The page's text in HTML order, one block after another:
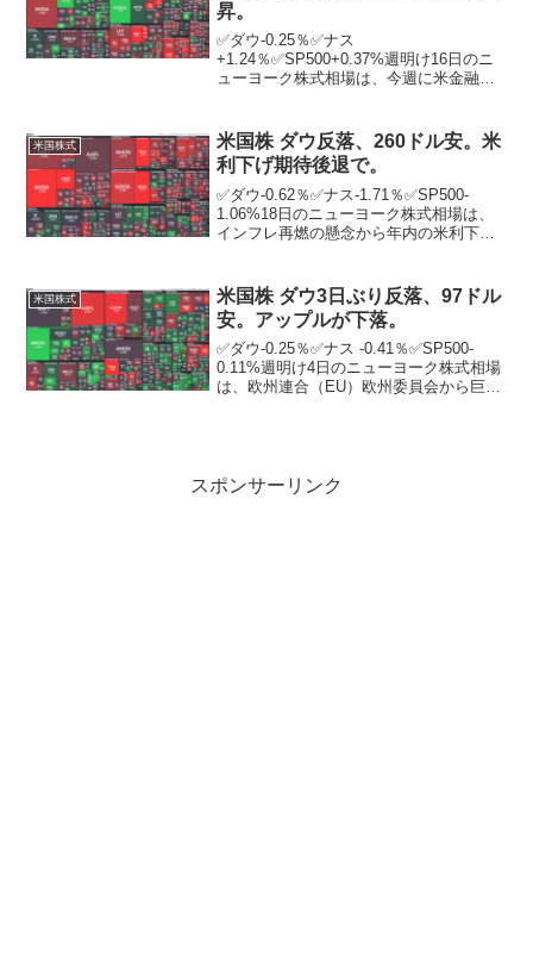
昇。
✅ダウ-0.25％✅ナス
+1.24％✅SP500+0.37%週明け16日のニ
ューヨーク株式相場は、今週に米金融政
日終値比110．58ドル安の4万3717．48ド
ルで...
米国株式
米国株 ダウ反落、260ドル安。米
利下げ期待後退で。
✅ダウ-0.62％✅ナス-1.71％✅SP500-
1.06%18日のニューヨーク株式相場は、
インフレ再燃の懸念から年内の米利下げ
よる金融政策決定を控え、公表予定の
政...
米国株式
米国株 ダウ3日ぶり反落、97ドル
安。アップルが下落。
✅ダウ-0.25％✅ナス -0.41％✅SP500-
0.11%週明け4日のニューヨーク株式相場
は、欧州連合（EU）欧州委員会から巨額
スポンサーリンク